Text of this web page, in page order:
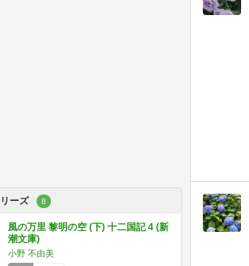
ーズ 8
風の万里 黎明の空 (下) 十二国記 4 (新
潮文庫)
小野 不由美